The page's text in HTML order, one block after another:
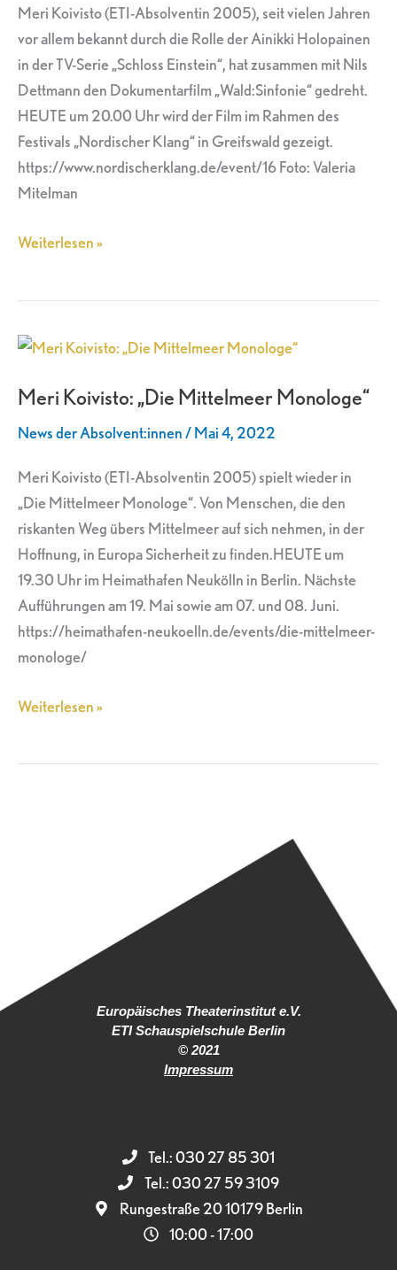
Meri Koivisto (ETI-Absolventin 2005), seit vielen Jahren
vor allem bekannt durch die Rolle der Ainikki Holopainen
in der TV-Serie „Schloss Einstein“, hat zusammen mit Nils
Dettmann den Dokumentarfilm „Wald:Sinfonie“ gedreht.
HEUTE um 20.00 Uhr wird der Film im Rahmen des
Festivals „Nordischer Klang“ in Greifswald gezeigt.
https://www.nordischerklang.de/event/16 Foto: Valeria
Mitelman
in
Greifswald
Weiterlesen »
Meri Koivisto: „Die Mittelmeer Monologe“
News der Absolvent:innen/Mai 4, 2022
Meri Koivisto (ETI-Absolventin 2005) spielt wieder in
„Die Mittelmeer Monologe“. Von Menschen, die den
riskanten Weg übers Mittelmeer auf sich nehmen, in der
Hoffnung, in Europa Sicherheit zu finden.HEUTE um
19.30 Uhr im Heimathafen Neukölln in Berlin. Nächste
Aufführungen am 19. Mai sowie am 07. und 08. Juni.
https://heimathafen-neukoelln.de/events/die-mittelmeer-
monologe/
Meri
„Die
Weiterlesen »
Europäisches Theaterinstitut e.V.
ETI Schauspielschule Berlin
© 2021
Impressum
Tel.: 030 27 85 301
Tel.: 030 27 59 3109
Rungestraße 20 10179 Berlin
10:00 - 17:00